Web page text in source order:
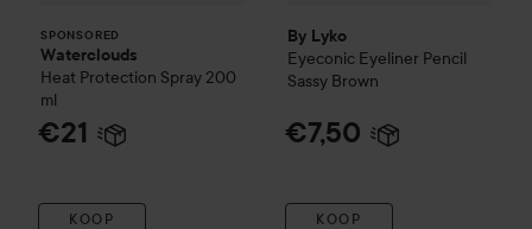
SPONSORED
Waterclouds
Heat Protection Spray 200
ml
€21
KOOP
By Lyko
Eyeconic Eyeliner Pencil
Sassy Brown
€7,50
KOOP